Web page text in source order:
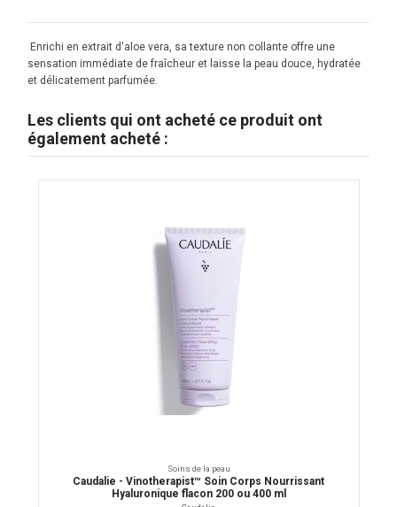
Enrichi en extrait d'aloe vera, sa texture non collante offre une
sensation immédiate de fraîcheur et laisse la peau douce, hydratée
et délicatement parfumée.
Les clients qui ont acheté ce produit ont
également acheté :
Soins de la peau
Caudalie - Vinotherapist™ Soin Corps Nourrissant
Hyaluronique flacon 200 ou 400 ml